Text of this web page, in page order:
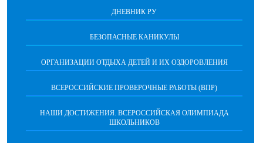
ДНЕВНИК РУ
БЕЗОПАСНЫЕ КАНИКУЛЫ
ОРГАНИЗАЦИИ ОТДЫХА ДЕТЕЙ И ИХ ОЗДОРОВЛЕНИЯ
ВСЕРОССИЙСКИЕ ПРОВЕРОЧНЫЕ РАБОТЫ (ВПР)
НАШИ ДОСТИЖЕНИЯ. ВСЕРОССИЙСКАЯ ОЛИМПИАДА
ШКОЛЬНИКОВ